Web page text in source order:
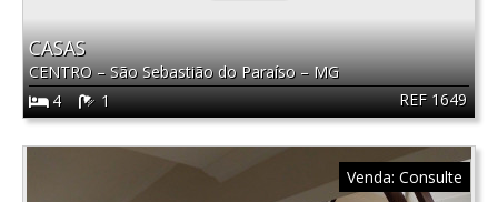
REF 1649
CASAS
CENTRO–São Sebastião do Paraíso–MG
4
1
Venda: Consulte